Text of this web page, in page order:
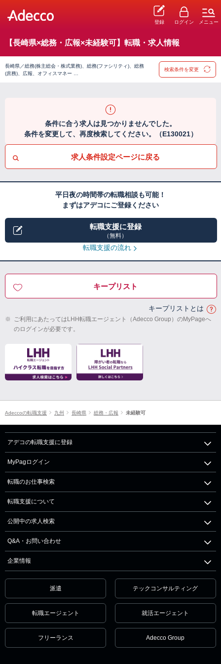
登録 ログイン メニュー
【長崎県×総務・広報×未経験可】転職・求人情報
長崎県／総務(株主総会・株式業務)、総務(ファシリティ)、総務
(庶務)、広報、オフィスマネー …
検索条件を変更
条件に合う求人は見つかりませんでした。
条件を変更して、再度検索してください。（E130021）
求人条件設定ページに戻る
平日夜の時間帯の転職相談も可能！
まずはアデコにご登録ください
転職支援に登録
（無料）
転職支援の流れ
キープリスト
キープリストとは
※ ご利用にあたってはLHH転職エージェント（Adecco Group）のMyPageへ
のログインが必要です。
Adeccoの転職支援 九州 長崎県 総務・広報 未経験可
アデコの転職支援に登録
MyPagログイン
転職のお仕事検索
転職支援について
公開中の求人検索
Q&A・お問い合わせ
企業情報
派遣 テックコンサルティング
転職エージェント 就活エージェント
フリーランス Adecco Group